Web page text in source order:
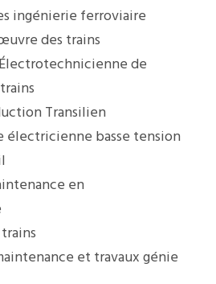
ingénierie ferroviaire
des trains
de
Transilien
électricienne basse tension
en
et travaux génie